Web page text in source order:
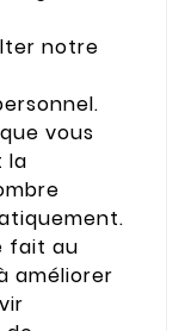
notre
vous
la
fait au
améliorer